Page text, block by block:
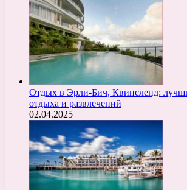
Отдых в Эрли-Бич, Квинсленд:
отдыха и развлечений
02.04.2025